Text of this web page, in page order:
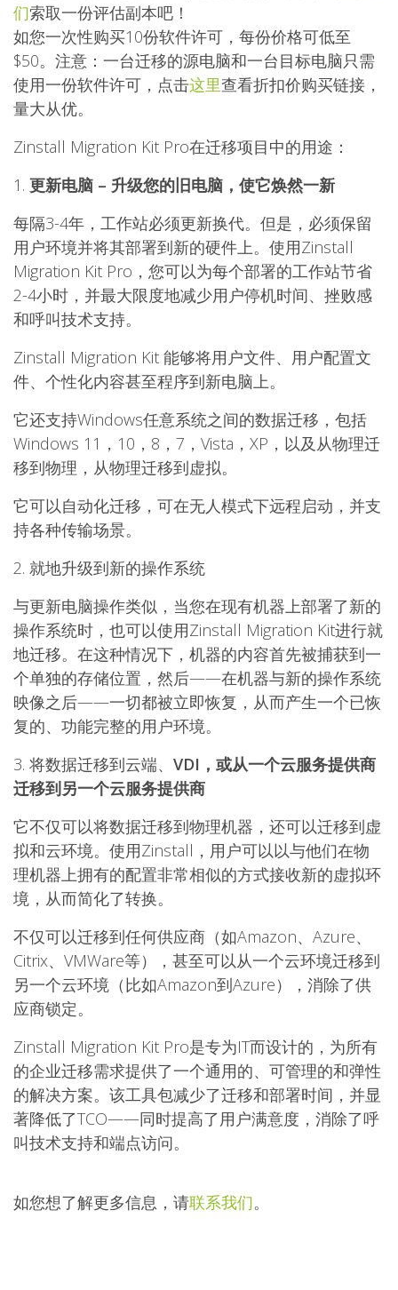
们索取一份评估副本吧！
如您一次性购买10份软件许可，每份价格可低至
$50。注意：一台迁移的源电脑和一台目标电脑只需
使用一份软件许可，点击这里查看折扣价购买链接，
量大从优。
Zinstall Migration Kit Pro在迁移项目中的用途：
1. 更新电脑 – 升级您的旧电脑，使它焕然一新
每隔3-4年，工作站必须更新换代。但是，必须保留
用户环境并将其部署到新的硬件上。使用Zinstall
Migration Kit Pro，您可以为每个部署的工作站节省
2-4小时，并最大限度地减少用户停机时间、挫败感
和呼叫技术支持。
Zinstall Migration Kit 能够将用户文件、用户配置文
件、个性化内容甚至程序到新电脑上。
它还支持Windows任意系统之间的数据迁移，包括
Windows 11，10，8，7，Vista，XP，以及从物理迁
移到物理，从物理迁移到虚拟。
它可以自动化迁移，可在无人模式下远程启动，并支
持各种传输场景。
2. 就地升级到新的操作系统
与更新电脑操作类似，当您在现有机器上部署了新的
操作系统时，也可以使用Zinstall Migration Kit进行就
地迁移。在这种情况下，机器的内容首先被捕获到一
个单独的存储位置，然后——在机器与新的操作系统
映像之后——一切都被立即恢复，从而产生一个已恢
复的、功能完整的用户环境。
3. 将数据迁移到云端、 VDI，或从一个云服务提供商
迁移到另一个云服务提供商
它不仅可以将数据迁移到物理机器，还可以迁移到虚
拟和云环境。使用Zinstall，用户可以以与他们在物
理机器上拥有的配置非常相似的方式接收新的虚拟环
境，从而简化了转换。
不仅可以迁移到任何供应商（如Amazon、Azure、
Citrix、VMWare等），甚至可以从一个云环境迁移到
另一个云环境（比如Amazon到Azure），消除了供
应商锁定。
Zinstall Migration Kit Pro是专为IT而设计的，为所有
的企业迁移需求提供了一个通用的、可管理的和弹性
的解决方案。该工具包减少了迁移和部署时间，并显
著降低了TCO——同时提高了用户满意度，消除了呼
叫技术支持和端点访问。
如您想了解更多信息，请联系我们。